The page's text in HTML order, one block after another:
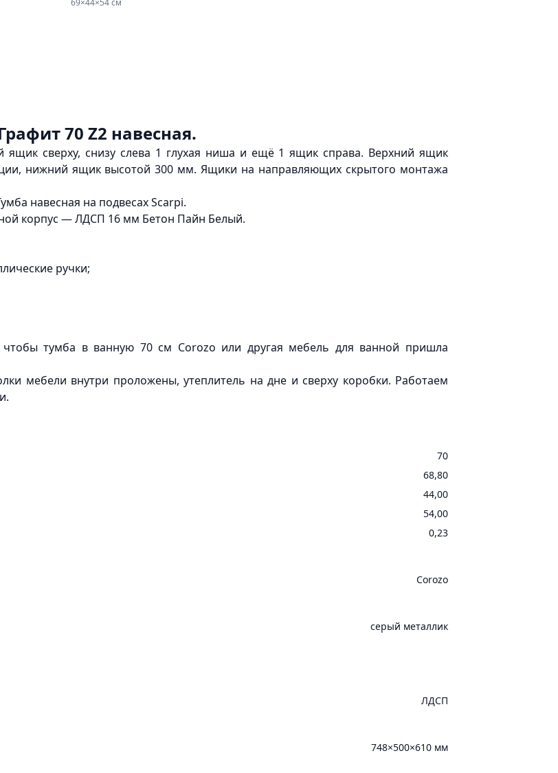
69×44×54 см
70 Z2 навесная.
сверху, снизу слева 1 глухая ниша и ещё 1 ящик справа. Верхний ящик
нижний ящик высотой 300 мм. Ящики на направляющих скрытого монтажа
навесная на подвесах Scarpi.
корпус — ЛДСП 16 мм Бетон Пайн Белый.
ручки;
чтобы тумба в ванную 70 см Corozo или другая мебель для ванной пришла
мебели внутри проложены, утеплитель на дне и сверху коробки. Работаем
70
68,80
44,00
54,00
0,23
Corozo
серый металлик
ЛДСП
748×500×610 мм